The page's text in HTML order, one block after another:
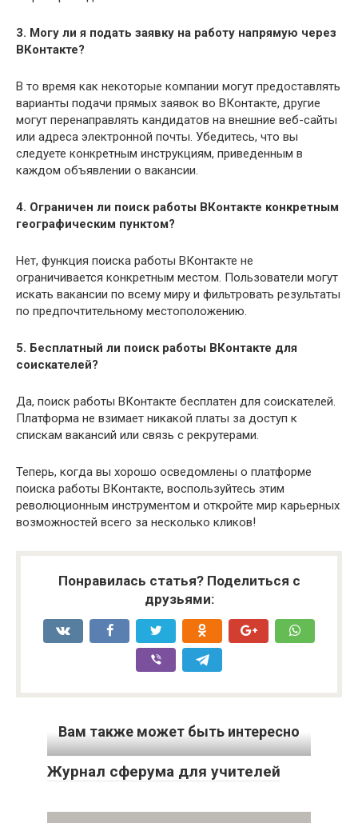
3. Могу ли я подать заявку на работу напрямую через
ВКонтакте?
В то время как некоторые компании могут предоставлять
варианты подачи прямых заявок во ВКонтакте, другие
могут перенаправлять кандидатов на внешние веб-сайты
или адреса электронной почты. Убедитесь, что вы
следуете конкретным инструкциям, приведенным в
каждом объявлении о вакансии.
4. Ограничен ли поиск работы ВКонтакте конкретным
географическим пунктом?
Нет, функция поиска работы ВКонтакте не
ограничивается конкретным местом. Пользователи могут
искать вакансии по всему миру и фильтровать результаты
по предпочтительному местоположению.
5. Бесплатный ли поиск работы ВКонтакте для
соискателей?
Да, поиск работы ВКонтакте бесплатен для соискателей.
Платформа не взимает никакой платы за доступ к
спискам вакансий или связь с рекрутерами.
Теперь, когда вы хорошо осведомлены о платформе
поиска работы ВКонтакте, воспользуйтесь этим
революционным инструментом и откройте мир карьерных
возможностей всего за несколько кликов!
Понравилась статья? Поделиться с
друзьями:
Вам также может быть интересно
Журнал сферума для учителей